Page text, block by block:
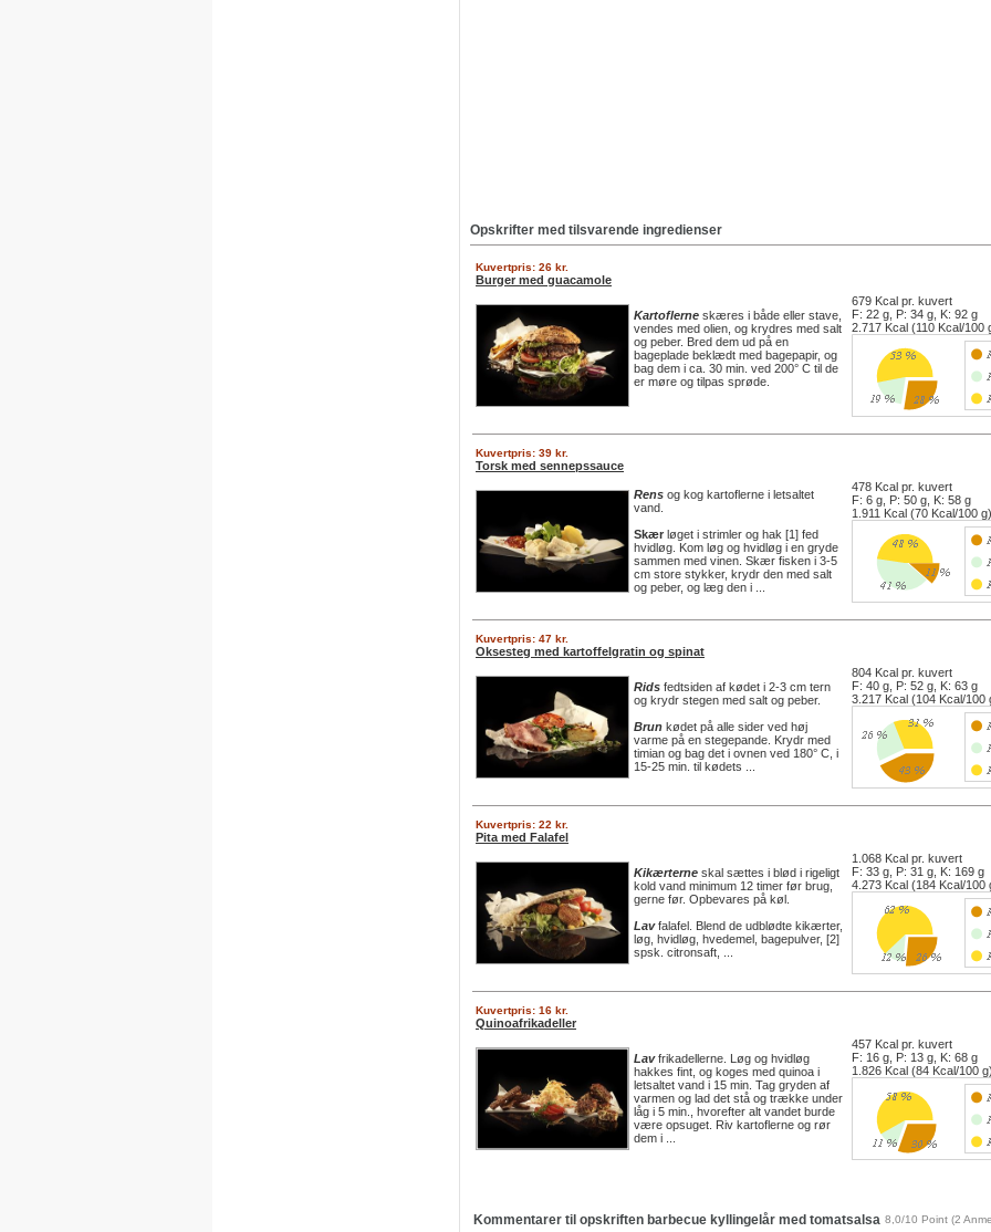
Opskrifter med tilsvarende ingredienser
Kuvertpris: 26 kr.
Burger med guacamole
Kartoflerne skæres i både eller stave,
vendes med olien, og krydres med salt
og peber. Bred dem ud på en
bageplade beklædt med bagepapir, og
bag dem i ca. 30 min. ved 200° C til de
er møre og tilpas sprøde.
679 Kcal pr. kuvert
F: 22 g, P: 34 g, K: 92 g
2.717 Kcal (110 Kcal/100
Kuvertpris: 39 kr.
Torsk med sennepssauce
Rens og kog kartoflerne i letsaltet
vand.
Skær løget i strimler og hak [1] fed
hvidløg. Kom løg og hvidløg i en gryde
sammen med vinen. Skær fisken i 3-5
cm store stykker, krydr den med salt
og peber, og læg den i ...
478 Kcal pr. kuvert
F: 6 g, P: 50 g, K: 58 g
1.911 Kcal (70 Kcal/100 g)
Kuvertpris: 47 kr.
Oksesteg med kartoffelgratin og spinat
Rids fedtsiden af kødet i 2-3 cm tern
og krydr stegen med salt og peber.
Brun kødet på alle sider ved høj
varme på en stegepande. Krydr med
timian og bag det i ovnen ved 180° C, i
15-25 min. til kødets ...
804 Kcal pr. kuvert
F: 40 g, P: 52 g, K: 63 g
3.217 Kcal (104 Kcal/100
Kuvertpris: 22 kr.
Pita med Falafel
Kikærterne skal sættes i blød i rigeligt
kold vand minimum 12 timer før brug,
gerne før. Opbevares på køl.
Lavfalafel. Blend de udblødte kikærter,
løg, hvidløg, hvedemel, bagepulver, [2]
spsk. citronsaft, ...
1.068 Kcal pr. kuvert
F: 33 g, P: 31 g, K: 169 g
4.273 Kcal (184 Kcal/100
Kuvertpris: 16 kr.
Quinoafrikadeller
Lavfrikadellerne. Løg og hvidløg
hakkes fint, og koges med quinoa i
letsaltet vand i 15 min. Tag gryden af
varmen og lad det stå og trække under
låg i 5 min., hvorefter alt vandet burde
være opsuget. Riv kartoflerne og rør
dem i ...
457 Kcal pr. kuvert
F: 16 g, P: 13 g, K: 68 g
1.826 Kcal (84 Kcal/100 g)
Kommentarer til opskriften barbecue kyllingelår med tomatsalsa 8,0/10 Point (2